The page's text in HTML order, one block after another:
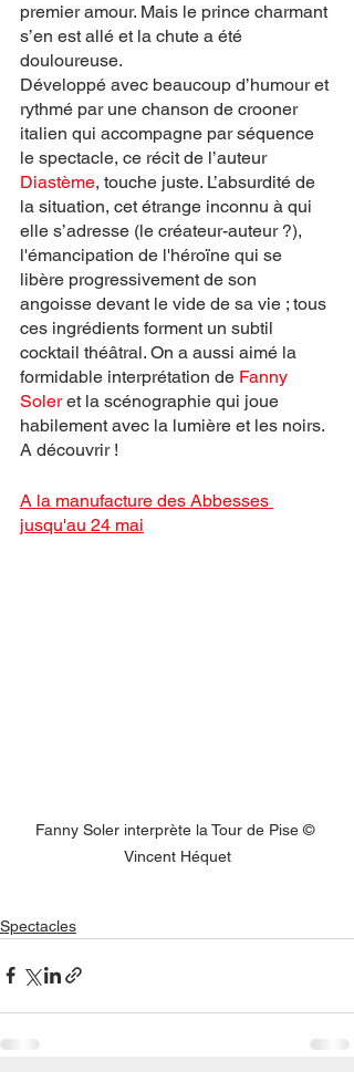
premier amour. Mais le prince charmant
s’en est allé et la chute a été
douloureuse.
Développé avec beaucoup d’humour et
rythmé par une chanson de crooner
italien qui accompagne par séquence
le spectacle, ce récit de l’auteur
Diastème, touche juste. L’absurdité de
la situation, cet étrange inconnu à qui
elle s’adresse (le créateur-auteur ?),
l'émancipation de l'héroïne qui se
libère progressivement de son
angoisse devant le vide de sa vie ; tous
ces ingrédients forment un subtil
cocktail théâtral. On a aussi aimé la
formidable interprétation de Fanny
Soler et la scénographie qui joue
habilement avec la lumière et les noirs.
A découvrir !
A la manufacture des Abbesses
jusqu'au 24 mai
Fanny Soler interprète la Tour de Pise ©
Vincent Héquet
Spectacles